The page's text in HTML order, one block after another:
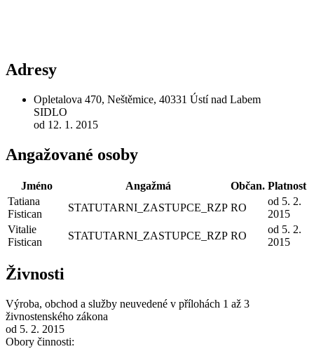
Adresy
Opletalova 470, Neštěmice, 40331 Ústí nad Labem
SIDLO
od 12. 1. 2015
Angažované osoby
Jméno Angažmá Občan. Platnost
Tatiana
Fistican
STATUTARNI_ZASTUPCE_RZP RO
od 5. 2.
2015
Vitalie
Fistican
STATUTARNI_ZASTUPCE_RZP RO
od 5. 2.
2015
Živnosti
Výroba, obchod a služby neuvedené v přílohách 1 až 3
živnostenského zákona
od 5. 2. 2015
Obory činnosti: